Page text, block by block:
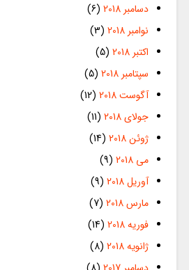
دسامبر 2018
(6)
نوامبر 2018
(3)
اکتبر 2018
(5)
سپتامبر 2018
(5)
آگوست 2018
(12)
جولای 2018
(11)
ژوئن 2018
(14)
می 2018
(9)
آوریل 2018
(9)
مارس 2018
(7)
فوریه 2018
(14)
ژانویه 2018
(8)